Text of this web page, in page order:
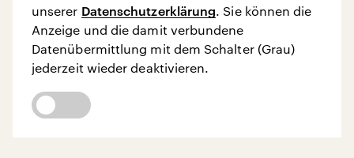
unserer Datenschutzerklärung. Sie können die
Anzeige und die damit verbundene
Datenübermittlung mit dem Schalter (Grau)
jederzeit wieder deaktivieren.